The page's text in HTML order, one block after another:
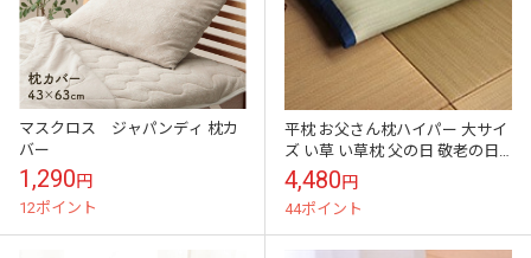
マスクロス ジャパンディ 枕カ
バー
1,290円
12ポイント
平枕 お父さん枕ハイパー 大サイ
ズ い草 い草枕 父の日 敬老の日
プレゼント
4,480円
44ポイント